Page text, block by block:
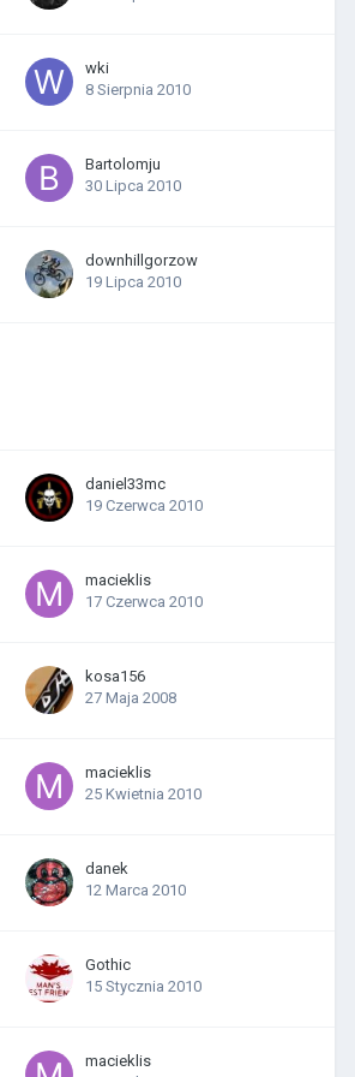
wki
8 Sierpnia 2010
Bartolomju
30 Lipca 2010
downhillgorzow
19 Lipca 2010
daniel33mc
19 Czerwca 2010
macieklis
17 Czerwca 2010
kosa156
27 Maja 2008
macieklis
25 Kwietnia 2010
danek
12 Marca 2010
Gothic
15 Stycznia 2010
macieklis